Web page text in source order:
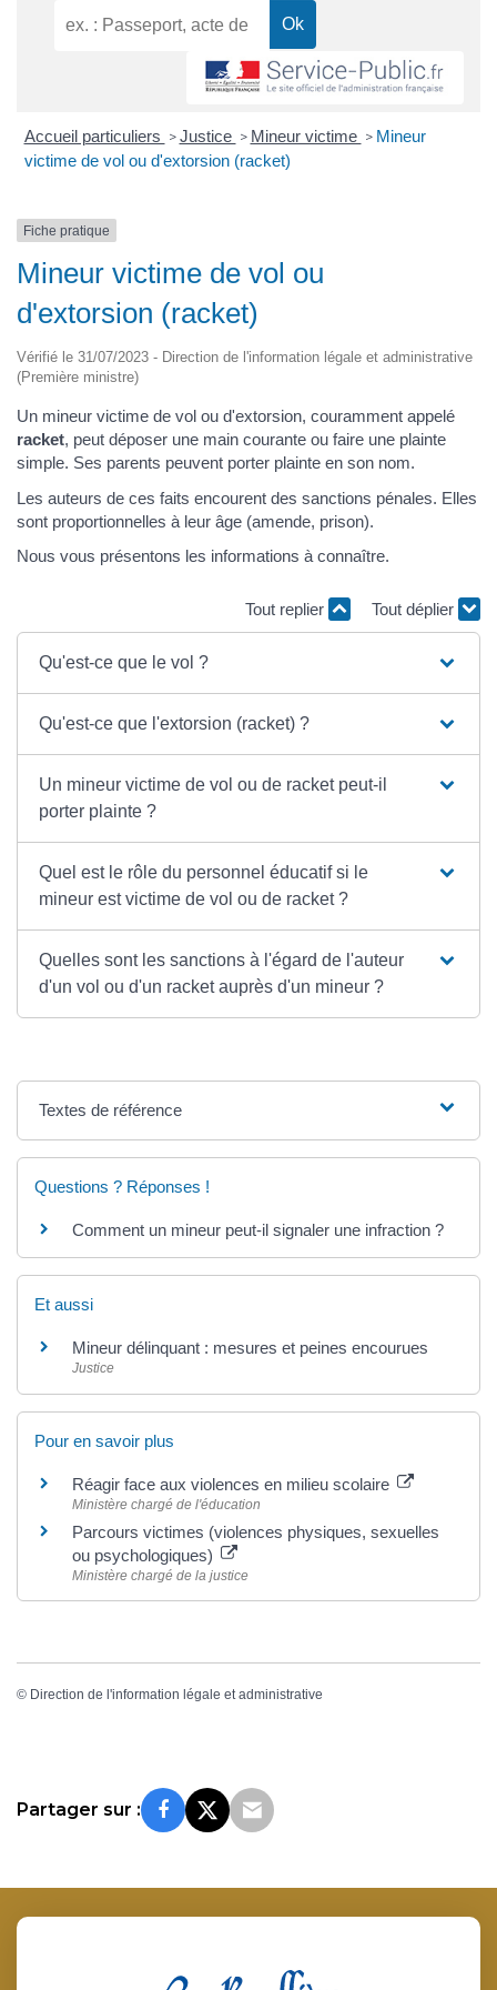
Accueil particuliers > Justice > Mineur victime > Mineur
victime de vol ou d'extorsion (racket)
Fiche pratique
Mineur victime de vol ou
d'extorsion (racket)
Vérifié le 31/07/2023 - Direction de l'information légale et administrative
(Première ministre)
Un mineur victime de vol ou d'extorsion, couramment appelé
racket, peut déposer une main courante ou faire une plainte
simple. Ses parents peuvent porter plainte en son nom.
Les auteurs de ces faits encourent des sanctions pénales. Elles
sont proportionnelles à leur âge (amende, prison).
Nous vous présentons les informations à connaître.
Tout replier Tout déplier
Qu'est-ce que le vol ?
Qu'est-ce que l'extorsion (racket) ?
Un mineur victime de vol ou de racket peut-il
porter plainte ?
Quel est le rôle du personnel éducatif si le
mineur est victime de vol ou de racket ?
Quelles sont les sanctions à l'égard de l'auteur
d'un vol ou d'un racket auprès d'un mineur ?
Textes de référence
Questions ? Réponses !
Comment un mineur peut-il signaler une infraction ?
Et aussi
Mineur délinquant : mesures et peines encourues
Justice
Pour en savoir plus
Réagir face aux violences en milieu scolaire
Ministère chargé de l'éducation
Parcours victimes (violences physiques, sexuelles
ou psychologiques)
Ministère chargé de la justice
© Direction de l'information légale et administrative
Partager sur :